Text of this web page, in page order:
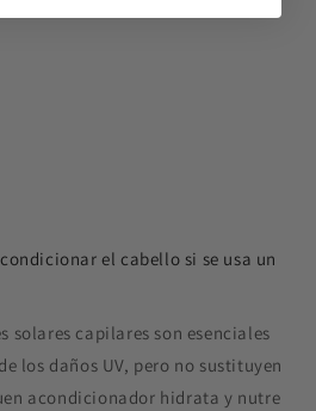
el cabello si se usa un
solares capilares son esenciales
los daños UV, pero no sustituyen
acondicionador hidrata y nutre